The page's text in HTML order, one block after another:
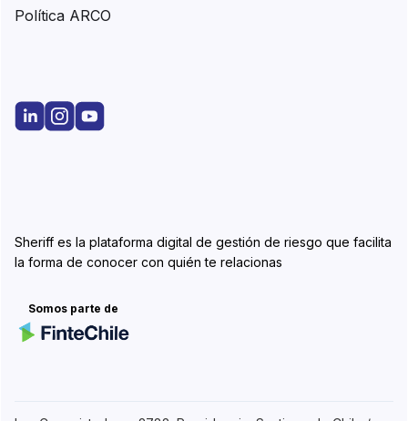
Sheriff es la plataforma digital de gestión de riesgo que facilita
la forma de conocer con quién te relacionas
Somos parte de
Política ARCO